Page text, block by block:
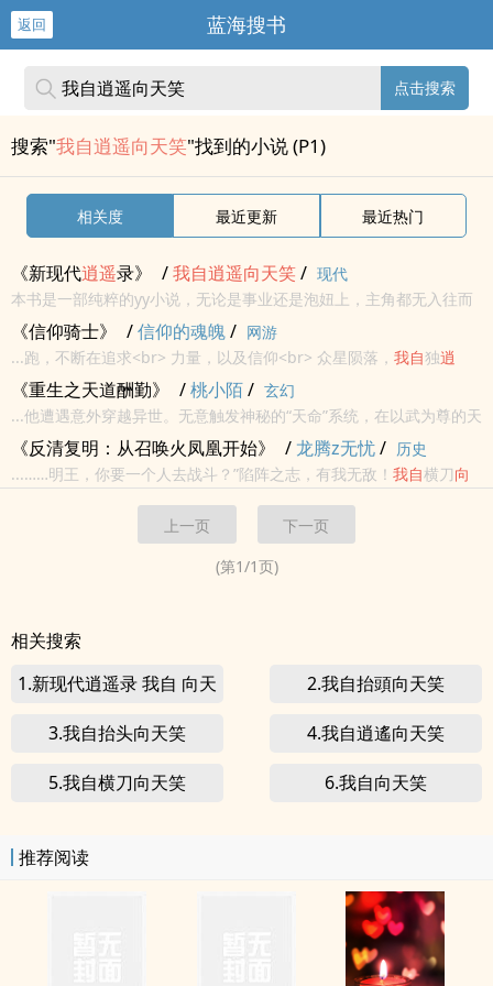
返回 蓝海搜书
点击搜索
搜索"我自逍遥向天笑"找到的小说 (P1)
相关度 最近更新 最近热门
《新现代逍遥录》 /我自逍遥向天笑/ 现代
本书是一部纯粹的yy小说，无论是事业还是泡妞上，主角都无入往而
不利。美女方面，多不胜数，从身材相貌气质都堪称完美的美女老师
到各有特色的班花以及美貌与智慧并重的白领才女到制服诱惑的护士
空姐和受万...
《信仰骑士》 /信仰的魂魄/ 网游
...跑，不断在追求<br> 力量，以及信仰<br> 众星陨落， 我自独逍
遥！<br> 人生知己难遇，红颜亦难寻<br> 苍天有泪情字错，步步为
真未晓觉<br> 当...
《重生之天道酬勤》 /桃小陌/ 玄幻
...他遭遇意外穿越异世。无意触发神秘的“天命”系统，在以武为尊的天
灵大陆，孤身一人的他该何去何从？我自横刀向天笑，快意恩仇，吾
之本性，我命由我不由天！翻手为云覆手为雨，异界任我逍遥
《反清复明：从召唤火凤凰开始》 /龙腾z无忧/ 历史
...……明王，你要一个人去战斗？”陷阵之志，有我无敌！ 我自横刀向
！【叮！宿主展露无敌之姿，获得100点积分。】我有一座城
了。粮食怎么办？【叮……】
上一页
下一页
(第1/1页)
相关搜索
1.新现代逍遥录 我自 向天
笑
2.我自抬頭向天笑
3.我自抬头向天笑 4.我自逍遙向天笑
5.我自横刀向天笑 6.我自向天笑
推荐阅读